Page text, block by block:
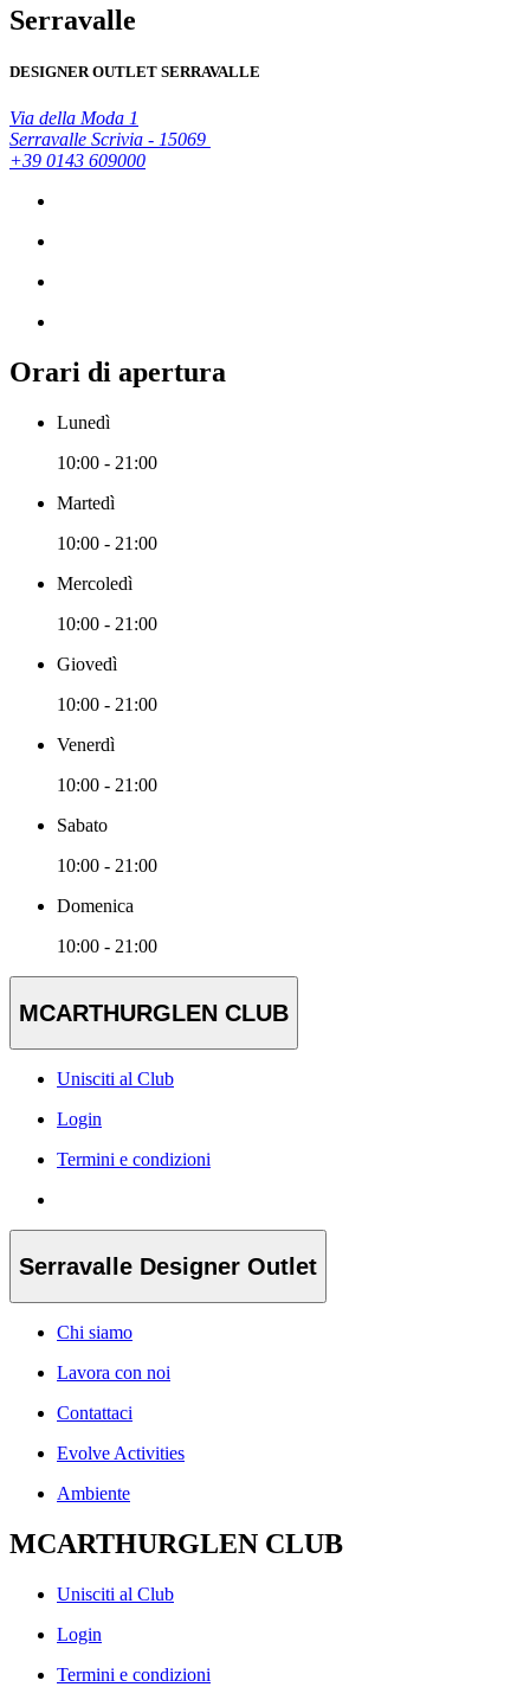
Serravalle
DESIGNER OUTLET SERRAVALLE
Via della Moda 1
Serravalle Scrivia - 15069
+39 0143 609000
Orari di apertura
Lunedì
10:00 - 21:00
Martedì
10:00 - 21:00
Mercoledì
10:00 - 21:00
Giovedì
10:00 - 21:00
Venerdì
10:00 - 21:00
Sabato
10:00 - 21:00
Domenica
10:00 - 21:00
MCARTHURGLEN CLUB
Unisciti al Club
Login
Termini e condizioni
Serravalle Designer Outlet
Chi siamo
Lavora con noi
Contattaci
Evolve Activities
Ambiente
MCARTHURGLEN CLUB
Unisciti al Club
Login
Termini e condizioni